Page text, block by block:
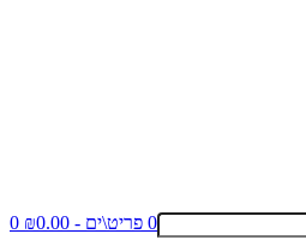
0 פריט\ים - ₪0.00 0